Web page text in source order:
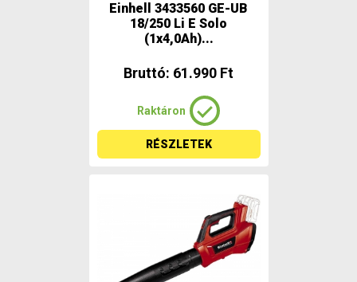
Einhell 3433560 GE-UB
18/250 Li E Solo
(1x4,0Ah)...
Bruttó: 61.990 Ft
Raktáron
RÉSZLETEK